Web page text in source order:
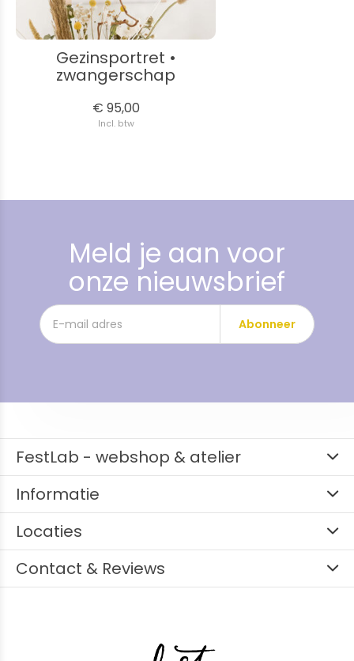
Gezinsportret •
zwangerschap
€ 95,00
Incl. btw
Meld je aan voor
onze nieuwsbrief
Abonneer
FestLab - webshop & atelier
Informatie
Locaties
Contact & Reviews